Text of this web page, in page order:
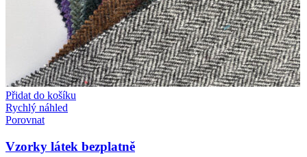
Přidat do košíku
Rychlý náhled
Porovnat
Vzorky látek bezplatně